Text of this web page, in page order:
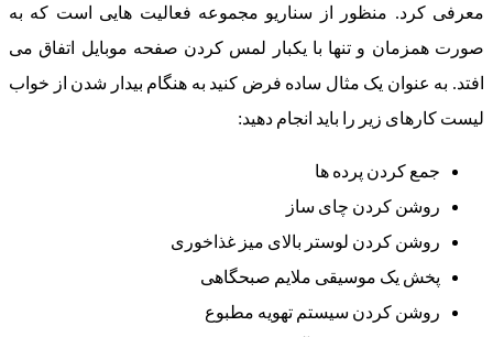
معرفی کرد. منظور از سناریو مجموعه فعالیت هایی است که به
صورت همزمان و تنها با یکبار لمس کردن صفحه موبایل اتفاق می
افتد. به عنوان یک مثال ساده فرض کنید به هنگام بیدار شدن از خواب
لیست کارهای زیر را باید انجام دهید:
جمع کردن پرده ها
روشن کردن چای ساز
روشن کردن لوستر بالای میز غذاخوری
پخش یک موسیقی ملایم صبحگاهی
روشن کردن سیستم تهویه مطبوع